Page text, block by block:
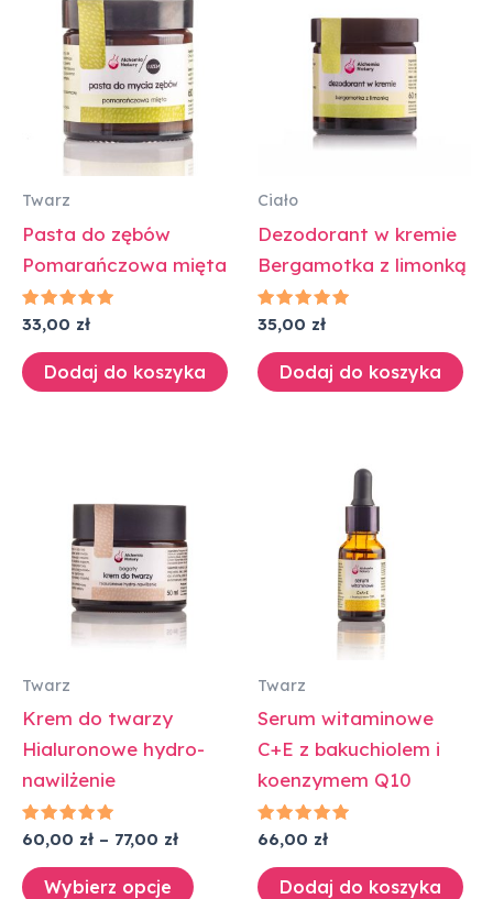
Twarz
Pasta do zębów
Pomarańczowa mięta
Oceniono
5.00
na 5
33,00 zł
Dodaj do koszyka
Ciało
Dezodorant w kremie
Bergamotka z limonką
Oceniono
5.00
na 5
35,00 zł
Dodaj do koszyka
Twarz
Krem do twarzy
Hialuronowe hydro-
nawilżenie
Oceniono
5.00
na 5
60,00 zł – 77,00 zł
do
77,00 zł
Wybierz opcje
wybrać
produktu
Twarz
Serum witaminowe
C+E z bakuchiolem i
koenzymem Q10
Oceniono
5.00
na 5
66,00 zł
Dodaj do koszyka